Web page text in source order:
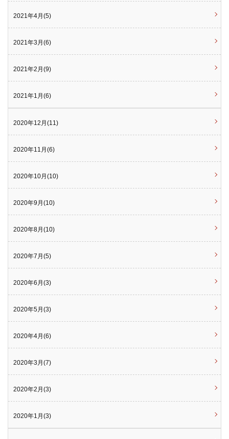
2021年4月(5)
2021年3月(6)
2021年2月(9)
2021年1月(6)
2020年12月(11)
2020年11月(6)
2020年10月(10)
2020年9月(10)
2020年8月(10)
2020年7月(5)
2020年6月(3)
2020年5月(3)
2020年4月(6)
2020年3月(7)
2020年2月(3)
2020年1月(3)